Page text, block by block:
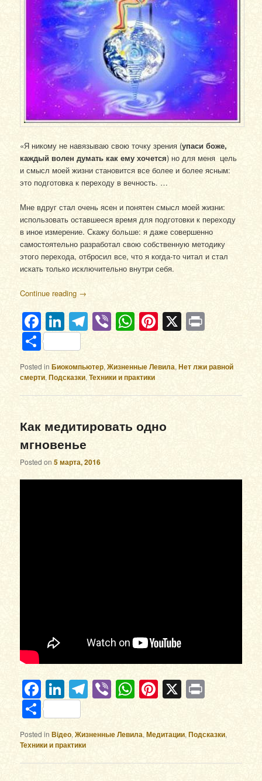
«Я никому не навязываю свою точку зрения (упаси боже,
каждый волен думать как ему хочется) но для меня цель
и смысл моей жизни становится все более и более ясным:
это подготовка к переходу в вечность. …
Мне вдруг стал очень ясен и понятен смысл моей жизни:
использовать оставшееся время для подготовки к переходу
в иное измерение. Скажу больше: я даже совершенно
самостоятельно разработал свою собственную методику
этого перехода, отбросил все, что я когда-то читал и стал
искать только исключительно внутри себя.
Continue reading →
Facebook
LinkedIn
Telegram
ViberWhatsApp
Pinterest
X
Отправить
Posted in Биокомпьютер,Жизненные Левила,Нет лжи равной
смерти,Подсказки,Техники и практики
Как медитировать одно
мгновенье
Posted on5 марта, 2016
Facebook
LinkedIn
Telegram
ViberWhatsApp
Pinterest
X
Отправить
Posted in Відео,Жизненные Левила,Медитации,Подсказки,
Техники и практики